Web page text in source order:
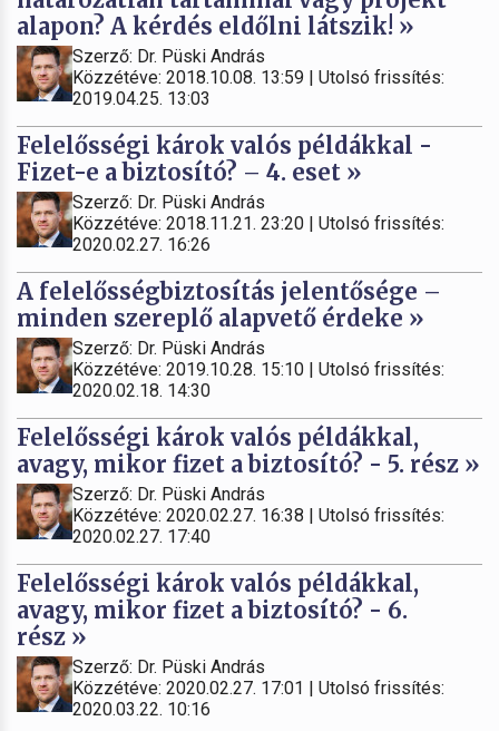
alapon? A kérdés eldőlni látszik! »
Szerző: Dr. Püski András
Közzétéve: 2018.10.08. 13:59 | Utolsó frissítés:
2019.04.25. 13:03
Felelősségi károk valós példákkal -
Fizet-e a biztosító? – 4. eset »
Szerző: Dr. Püski András
Közzétéve: 2018.11.21. 23:20 | Utolsó frissítés:
2020.02.27. 16:26
A felelősségbiztosítás jelentősége –
minden szereplő alapvető érdeke »
Szerző: Dr. Püski András
Közzétéve: 2019.10.28. 15:10 | Utolsó frissítés:
2020.02.18. 14:30
Felelősségi károk valós példákkal,
avagy, mikor fizet a biztosító? - 5. rész »
Szerző: Dr. Püski András
Közzétéve: 2020.02.27. 16:38 | Utolsó frissítés:
2020.02.27. 17:40
Felelősségi károk valós példákkal,
avagy, mikor fizet a biztosító? - 6.
rész »
Szerző: Dr. Püski András
Közzétéve: 2020.02.27. 17:01 | Utolsó frissítés:
2020.03.22. 10:16